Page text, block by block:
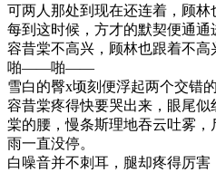
可两人那处到现在还连着，顾
每到这时候，方才的默契便通通
容昔棠不高兴，顾林也跟着不高
啪——啪——
雪白的臀x顷刻便浮起两个交错
容昔棠疼得快要哭出来，眼尾
棠的腰，慢条斯理地吞云吐雾，
雨一直没停。
白噪音并不刺耳，腿却疼得厉